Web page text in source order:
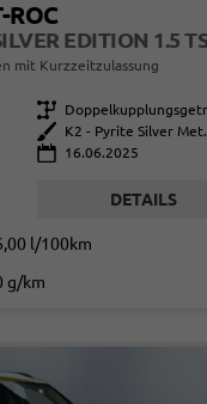
ROC
mit Kurzzeitzulassung
Getriebe
Außenfarbe
K2 - Pyrite Silver Met.
16.06.2025
DETAILS
l/100km
g/km